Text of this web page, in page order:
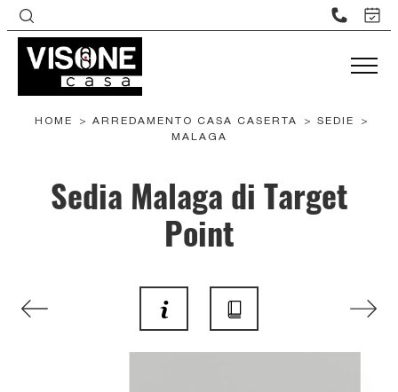
HOME > ARREDAMENTO CASA CASERTA > SEDIE
>
MALAGA
Sedia Malaga di Target
Point